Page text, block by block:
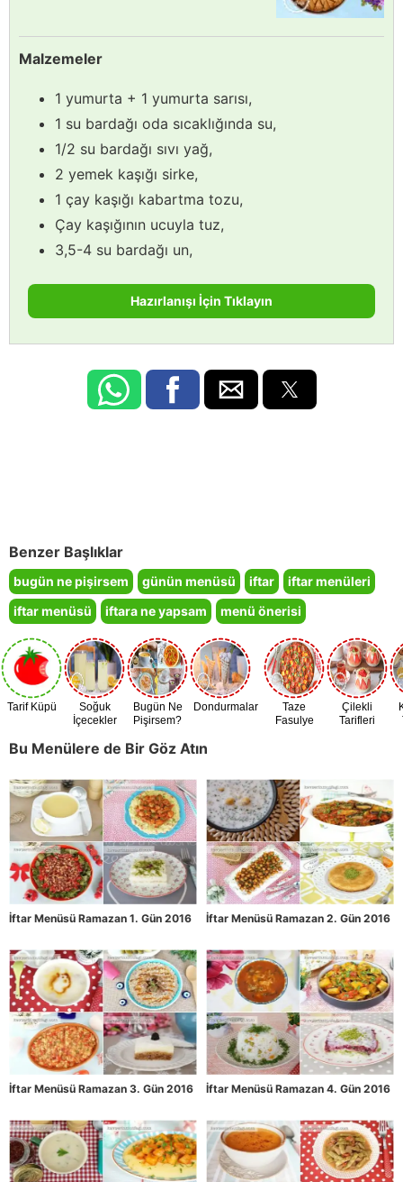
Malzemeler
1 yumurta + 1 yumurta sarısı,
1 su bardağı oda sıcaklığında su,
1/2 su bardağı sıvı yağ,
2 yemek kaşığı sirke,
1 çay kaşığı kabartma tozu,
Çay kaşığının ucuyla tuz,
3,5-4 su bardağı un,
Hazırlanışı İçin Tıklayın
Benzer Başlıklar
bugün ne pişirsem günün menüsü iftar
iftar menüleri
iftar menüsü
iftara ne yapsam menü önerisi
Tarif Küpü
Soğuk
İçecekler
Bugün Ne
Pişirsem?
Dondurmalar
Taze
Fasulye
Çilekli
Tarifleri
Bu Menülere de Bir Göz Atın
İftar Menüsü Ramazan 1. Gün 2016 İftar Menüsü Ramazan 2. Gün 2016
İftar Menüsü Ramazan 3. Gün 2016 İftar Menüsü Ramazan 4. Gün 2016